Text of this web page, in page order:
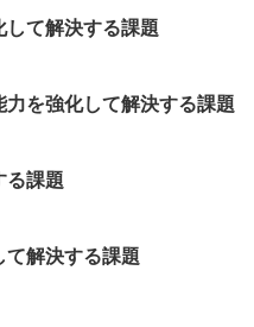
して解決する課題
力を強化して解決する課題
る課題
て解決する課題